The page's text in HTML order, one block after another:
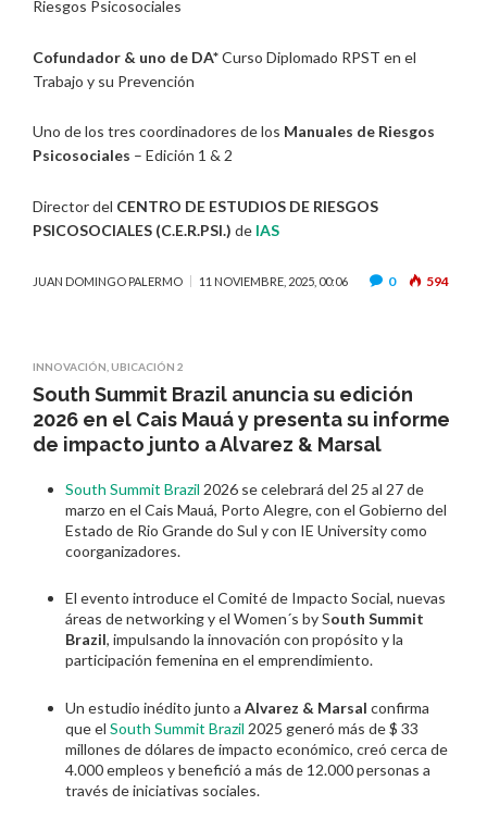
Riesgos Psicosociales
Cofundador & uno de DA*Curso Diplomado RPST en el
Trabajo y su Prevención
Uno de los tres coordinadores de los Manuales de Riesgos
Psicosociales – Edición 1 & 2
Director del CENTRO DE ESTUDIOS DE RIESGOS
PSICOSOCIALES (C.E.R.PSI.) de IAS
JUAN DOMINGO PALERMO 11 NOVIEMBRE, 2025, 00:06 0 594
INNOVACIÓN UBICACIÓN 2
South Summit Brazil anuncia su edición
2026 en el Cais Mauá y presenta su informe
de impacto junto a Alvarez & Marsal
South Summit Brazil 2026 se celebrará del 25 al 27 de
marzo en el Cais Mauá, Porto Alegre, con el Gobierno del
Estado de Rio Grande do Sul y con IE University como
coorganizadores.
El evento introduce el Comité de Impacto Social, nuevas
áreas de networking y el Women´s by South Summit
Brazil, impulsando la innovación con propósito y la
participación femenina en el emprendimiento.
Un estudio inédito junto a Alvarez & Marsal confirma
que el South Summit Brazil 2025 generó más de $ 33
millones de dólares de impacto económico, creó cerca de
4.000 empleos y benefició a más de 12.000 personas a
través de iniciativas sociales.